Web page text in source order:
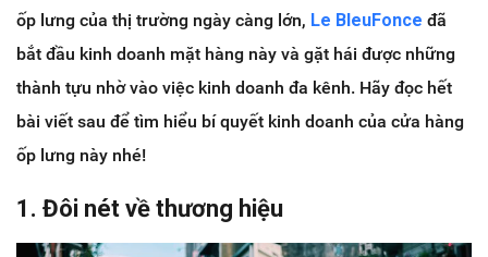
ốp lưng của thị trường ngày càng lớn, Le BleuFonce đã
bắt đầu kinh doanh mặt hàng này và gặt hái được những
thành tựu nhờ vào việc kinh doanh đa kênh. Hãy đọc hết
bài viết sau để tìm hiểu bí quyết kinh doanh của cửa hàng
ốp lưng này nhé!
1. Đôi nét về thương hiệu